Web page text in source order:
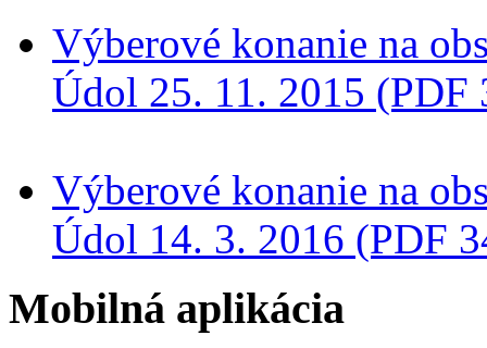
Výberové konanie na
Údol 25. 11. 2015 (PDF
Výberové konanie na
Údol 14. 3. 2016 (PDF
Mobilná aplikácia